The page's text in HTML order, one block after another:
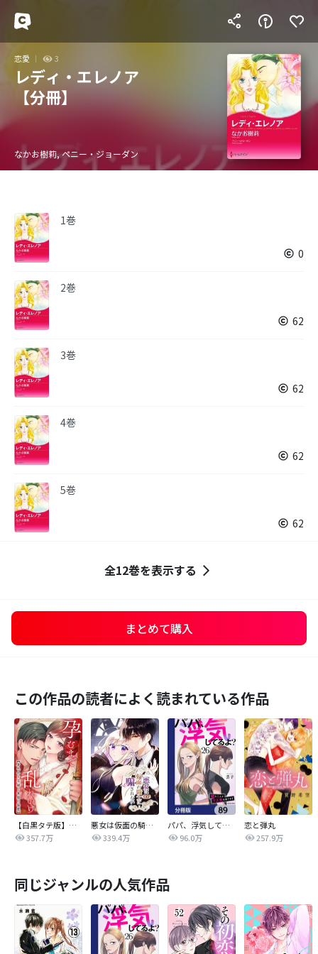
恋愛 3
レディ・エレノア
【分冊】
なかお樹莉, ペニー・ジョーダン
1巻
0
2巻
62
3巻
62
4巻
62
5巻
62
全12巻を表示する
まとめて購入
この作品の読者によく読まれている作品
【白黒タテ版】孕むまで乱れいけ～身代わり花嫁と軍服の猛愛
357.7万
悪女は仮面の騎士に騙されない
339.4万
パパ、浮気してるよ？娘と二人でクズ夫を捨てます【分冊版】
96.0万
恋と弾丸
257.9万
同じジャンルの人気作品